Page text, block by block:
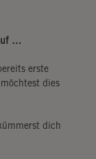
…
erste
dies
dich